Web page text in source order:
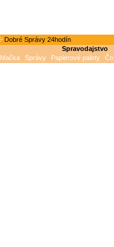
Dobré Správy 24hodín
Spravodajstvo
Mačka
Správy Papierové palety